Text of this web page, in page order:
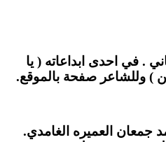
. في احدى ابداعاته ( يا
) وللشاعر صفحة بالموقع.
جمعان العميره الغامدي.